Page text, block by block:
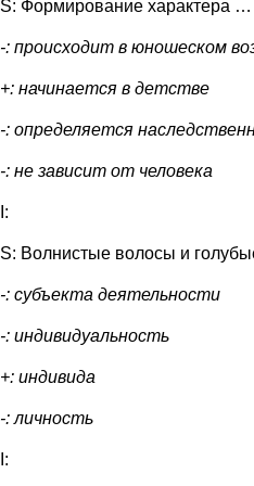
S: Формирование характера …
-: происходит в юношеском
+: начинается в детстве
-: определяется
-: не зависит от человека
I:
S: Волнистые волосы и
-: субъекта деятельности
-: индивидуальность
+: индивида
-: личность
I: